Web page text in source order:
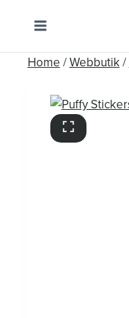
Home /Webbutik/